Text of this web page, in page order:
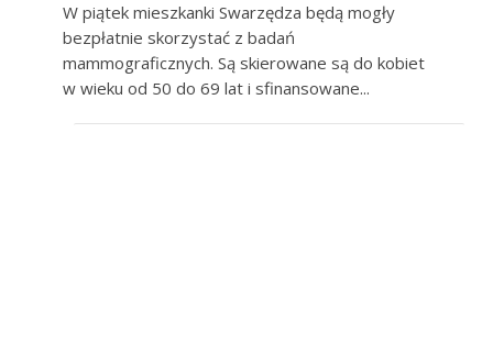
W piątek mieszkanki Swarzędza będą mogły
bezpłatnie skorzystać z badań
mammograficznych. Są skierowane są do kobiet
w wieku od 50 do 69 lat i sfinansowane...